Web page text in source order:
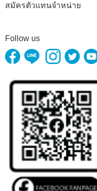
สมัครตัวแทนจำหน่าย
Follow us